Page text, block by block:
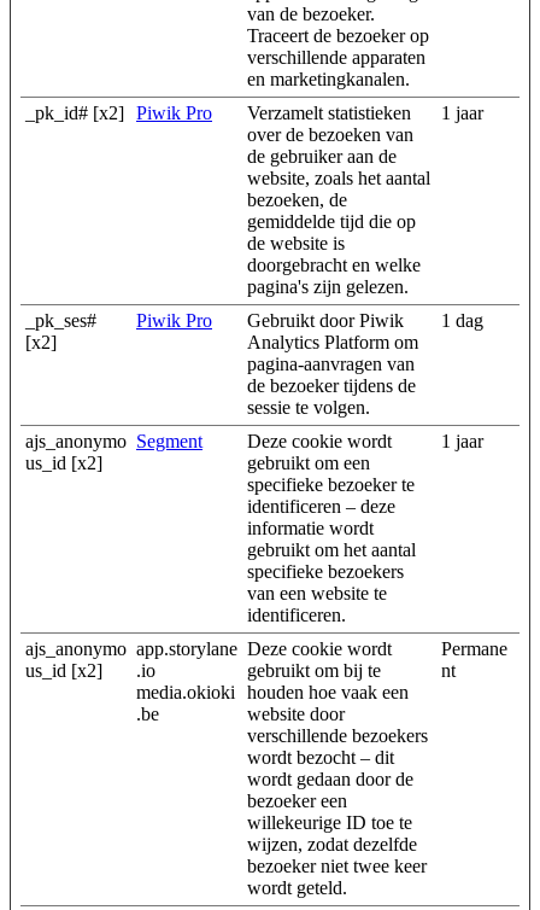
van de bezoeker.
Traceert de bezoeker op
verschillende apparaten
en marketingkanalen.
_pk_id# [x2] Piwik Pro
Verzamelt statistieken
over de bezoeken van
de gebruiker aan de
website, zoals het aantal
bezoeken, de
gemiddelde tijd die op
de website is
doorgebracht en welke
pagina's zijn gelezen.
1 jaar
_pk_ses#
[x2]
Piwik Pro
Gebruikt door Piwik
Analytics Platform om
pagina-aanvragen van
de bezoeker tijdens de
sessie te volgen.
1 dag
ajs_anonymo
us_id [x2]
Segment
Deze cookie wordt
gebruikt om een
specifieke bezoeker te
identificeren – deze
informatie wordt
gebruikt om het aantal
specifieke bezoekers
van een website te
identificeren.
1 jaar
ajs_anonymo
us_id [x2]
app.storylane
.io
media.okioki
.be
Deze cookie wordt
gebruikt om bij te
houden hoe vaak een
website door
verschillende bezoekers
wordt bezocht – dit
wordt gedaan door de
bezoeker een
willekeurige ID toe te
wijzen, zodat dezelfde
bezoeker niet twee keer
wordt geteld.
Permane
nt